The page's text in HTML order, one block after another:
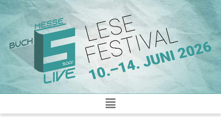
Zum
Inhalt
springen